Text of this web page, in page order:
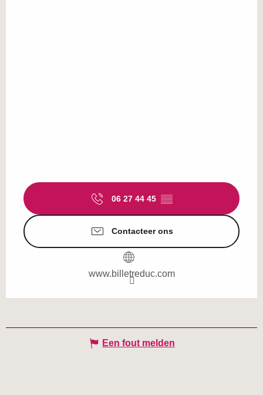
06 27 44 45 ▒▒
Contacteer ons
www.billetreduc.com
Een fout melden